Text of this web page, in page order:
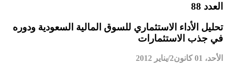
العدد 88
تحليل الأداء الاستثماري للسوق المالية السعودية ودوره
في جذب الاستثمارات
الأحد، 01 كانون2/يناير 2012